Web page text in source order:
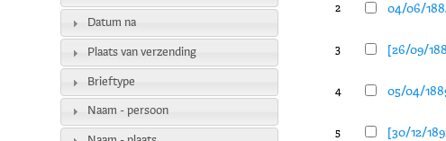
2 04/06/
3 [26/09/
4 05/04/
5 [30/12/
Datum na
Plaats van verzending
Brieftype
Naam - persoon